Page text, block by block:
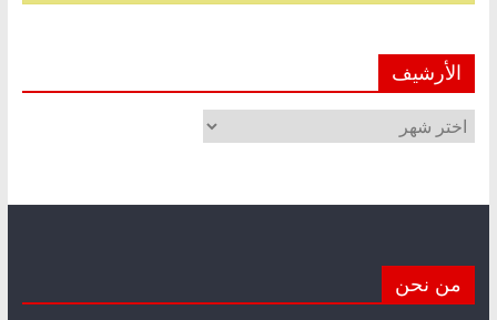
الأرشيف
الأرشيف
من نحن